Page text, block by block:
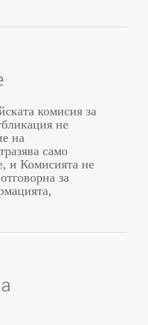
комисия за
не
на
само
и Комисията не
за